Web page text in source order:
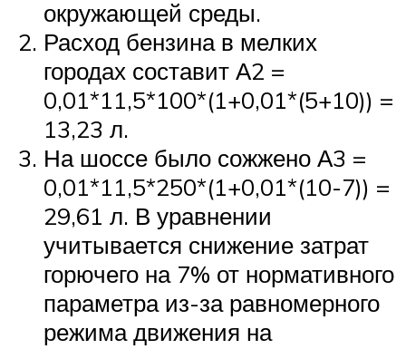
окружающей среды.
Расход бензина в мелких
городах составит А2 =
0,01*11,5*100*(1+0,01*(5+10)) =
13,23 л.
На шоссе было сожжено А3 =
0,01*11,5*250*(1+0,01*(10-7)) =
29,61 л. В уравнении
учитывается снижение затрат
горючего на 7% от нормативного
параметра из-за равномерного
режима движения на